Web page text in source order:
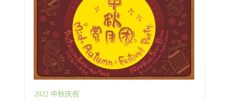
2022 中秋庆祝